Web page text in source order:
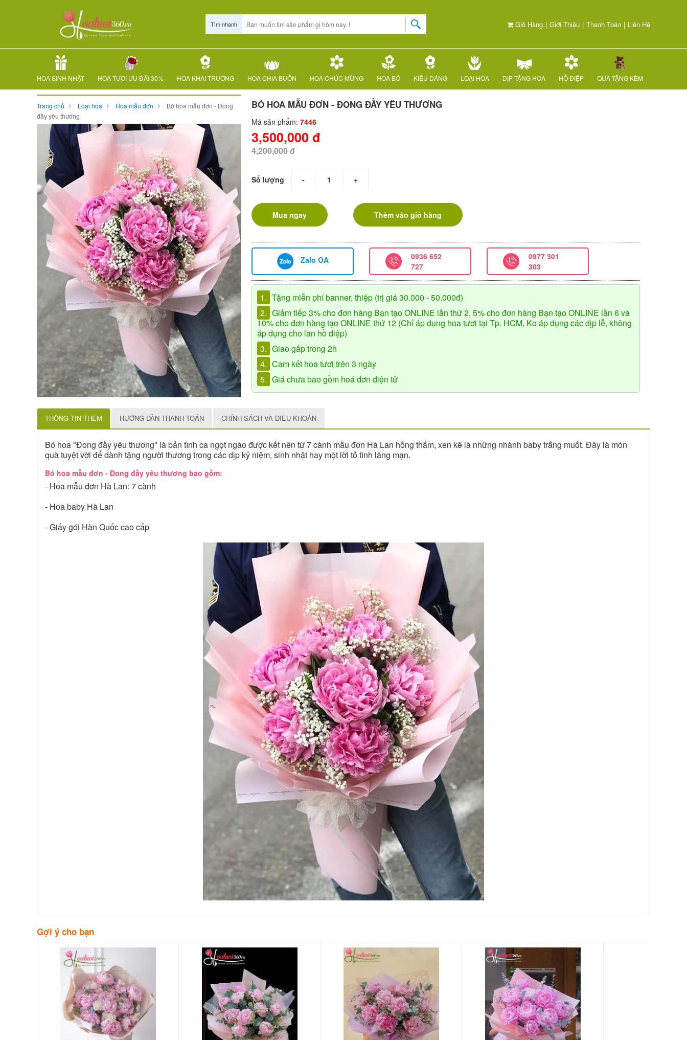
Giỏ Hàng | Giới Thiệu | Thanh Toán | Liên Hệ
Tìm nhanh
HOA SINH NHẬT HOA TƯƠI ƯU ĐÃI 30% HOA KHAI TRƯƠNG HOA CHIA BUỒN HOA CHÚC MỪNG HOA BÓ KIỂU DÁNG LOẠI HOA DỊP TẶNG HOA HỒ ĐIỆP QUÀ TẶNG KÈM
Trang chủ Loại hoa Hoa mẫu đơn
Bó hoa mẫu đơn - Đong
đầy yêu thương
BÓ HOA MẪU ĐƠN - ĐONG ĐẦY YÊU THƯƠNG
Mã sản phẩm: 7446
3,500,000 đ
4,200,000 đ
Số lượng - +
Mua ngay Thêm vào giỏ hàng
Zalo OA
0936 652
727
0977 301
303
1. Tặng miễn phí banner, thiệp (trị giá 30.000 - 50.000đ)
2. Giảm tiếp 3% cho đơn hàng Bạn tạo ONLINE lần thứ 2, 5% cho đơn hàng Bạn tạo ONLINE lần 6 và
10% cho đơn hàng tạo ONLINE thứ 12 (Chỉ áp dụng hoa tươi tại Tp. HCM, Ko áp dụng các dịp lễ, không
áp dụng cho lan hồ điệp)
3. Giao gấp trong 2h
4. Cam kết hoa tươi trên 3 ngày
5. Giá chưa bao gồm hoá đơn điện tử
THÔNG TIN THÊM HƯỚNG DẪN THANH TOÁN CHÍNH SÁCH VÀ ĐIỀU KHOẢN
Bó hoa "Đong đầy yêu thương" là bản tình ca ngọt ngào được kết nên từ 7 cành mẫu đơn Hà Lan hồng thắm, xen kẽ là những nhành baby trắng muốt. Đây là món
quà tuyệt vời để dành tặng người thương trong các dịp kỷ niệm, sinh nhật hay một lời tỏ tình lãng mạn.
Bó hoa mẫu đơn - Đong đầy yêu thương bao gồm:
- Hoa mẫu đơn Hà Lan: 7 cành
- Hoa baby Hà Lan
- Giấy gói Hàn Quốc cao cấp
Gợi ý cho bạn